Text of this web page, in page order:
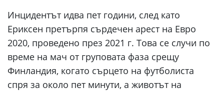
Инцидентът идва пет години, след като
Ериксен претърпя сърдечен арест на Евро
2020, проведено през 2021 г. Това се случи по
време на мач от груповата фаза срещу
Финландия, когато сърцето на футболиста
спря за около пет минути, а животът на